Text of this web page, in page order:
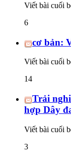
Viết bài cuối
6
cơ bản:
Viết bài cuối
14
Trải
hợp Dây
Viết bài cuối
3